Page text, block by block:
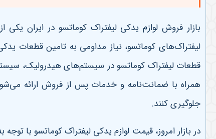
بازار فروش لوازم یدکی لیفتراک کوماتسو در ایران
لیفتراک‌های کوماتسو، نیاز مداومی به تامین قطعات
قطعات لیفتراک کوماتسو در سیستم‌های هیدرولیک،
همراه با ضمانت‌نامه و خدمات پس از فروش ارائه
جلوگیری کنند.
در بازار امروز، قیمت لوازم یدکی لیفتراک کوماتسو با